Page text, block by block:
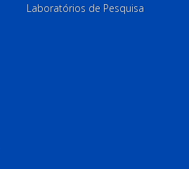
Laboratórios de Pesquisa